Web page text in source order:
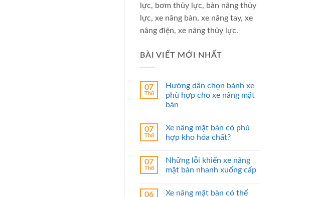
lực, bơm thủy lực, bàn nâng thủy
lực, xe nâng bàn, xe nâng tay, xe
nâng điện, xe nâng thủy lực.
BÀI VIẾT MỚI NHẤT
07
Th8
Hướng dẫn chọn bánh xe
phù hợp cho xe nâng mặt
bàn
07
Th8
Xe nâng mặt bàn có phù
hợp kho hóa chất?
07
Th8
Những lỗi khiến xe nâng
mặt bàn nhanh xuống cấp
06
Xe nâng mặt bàn có thể